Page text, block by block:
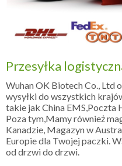
Przesyłka
Wuhan OK Biotech Co., Ltd
wysyłki do wszystkich
takie jak China EMS,Poczta
Poza tym,Mamy również
Kanadzie, Magazyn w
Europie dla Twojej paczki.
od drzwi do drzwi.